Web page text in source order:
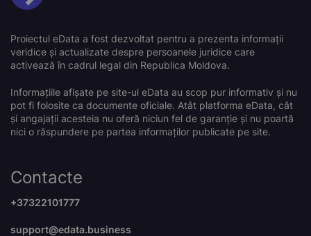
Proiectul eData a fost dezvoltat pentru a prezenta informații
veridice și actualizate despre persoanele juridice care
activează în cadrul legal din Republica Moldova.
Informațiile afișate pe site-ul eData au scop pur informativ și nu
pot fi folosite ca documente oficiale. Atât platforma eData, cât
și angajații acesteia nu oferă niciun fel de garanție și nu poartă
nici o răspundere pe partea informaților publicate pe site.
Contacte
+37322101777
support@edata.business